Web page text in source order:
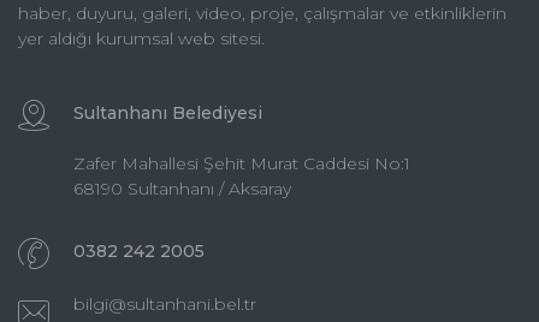
haber, duyuru, galeri, video, proje, çalışmalar ve etkinliklerin
yer aldığı kurumsal web sitesi.
Sultanhanı Belediyesi
Zafer Mahallesi Şehit Murat Caddesi No:1
68190 Sultanhanı / Aksaray
0382 242 2005
bilgi@sultanhani.bel.tr